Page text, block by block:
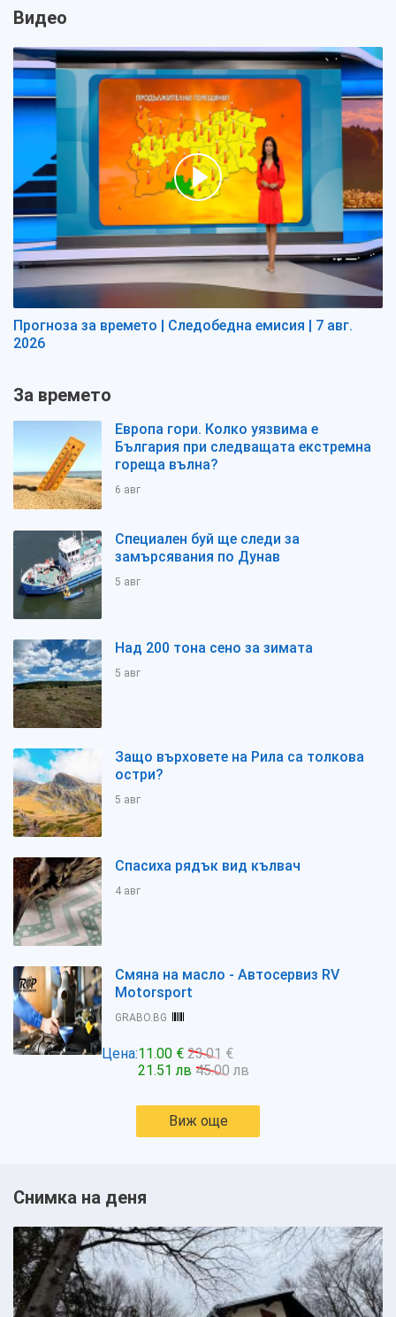
Видео
Прогноза за времето | Следобедна емисия | 7 авг.
2026
За времето
Европа гори. Колко уязвима е
България при следващата екстремна
гореща вълна?
6 авг
Специален буй ще следи за
замърсявания по Дунав
5 авг
Над 200 тона сено за зимата
5 авг
Защо върховете на Рила са толкова
остри?
5 авг
Спасиха рядък вид кълвач
4 авг
Смяна на масло - Автосервиз RV
Motorsport
GRABO.BG
Цена:11.00 € 23.01 €
21.51 лв 45.00 лв
Виж още
Снимка на деня